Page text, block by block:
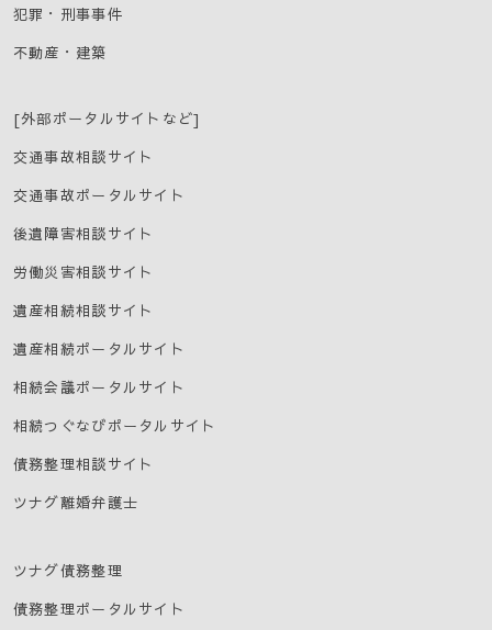
犯罪・刑事事件
不動産・建築
[外部ポータルサイトなど]
交通事故相談サイト
交通事故ポータルサイト
後遺障害相談サイト
労働災害相談サイト
遺産相続相談サイト
遺産相続ポータルサイト
相続会議ポータルサイト
相続つぐなびポータルサイト
債務整理相談サイト
ツナグ離婚弁護士
ツナグ債務整理
債務整理ポータルサイト